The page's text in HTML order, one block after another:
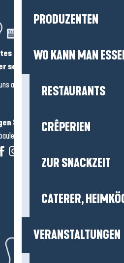
PRODUZENTEN
WO KANN MAN
RESTAURANTS
CRÊPERIEN
ZUR SNACKZEIT
CATERER,
VERANSTALTUNGEN
Hörvermögen?
schwerhörig?
an in
hier klicken
Sie uns!